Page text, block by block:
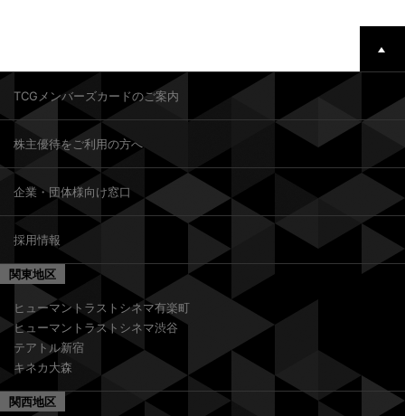
TCGメンバーズカードのご案内
株主優待をご利用の方へ
企業・団体様向け窓口
採用情報
関東地区
ヒューマントラストシネマ有楽町
ヒューマントラストシネマ渋谷
テアトル新宿
キネカ大森
関西地区